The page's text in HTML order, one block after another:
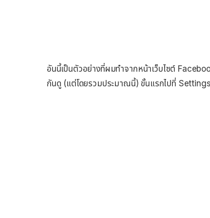
อันนี้เป็นตัวอย่างที่ผมทำจากหน้าเว็บไซต์
กันดู (แต่โดยรวมประมาณนี้) ขั้นแรกไปที่ Settings